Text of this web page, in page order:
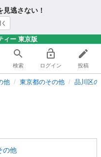
逃さない！
ィー 東京版
検索 ログイン 投稿
他 東京都のその他 品川区
の他